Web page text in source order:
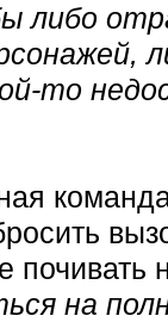
либо
то
почивать
на